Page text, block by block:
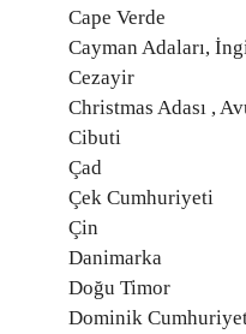
Cape Verde
Cayman Adaları,
Cezayir
Christmas Adası ,
Cibuti
Çad
Çek Cumhuriyeti
Çin
Danimarka
Doğu Timor
Dominik